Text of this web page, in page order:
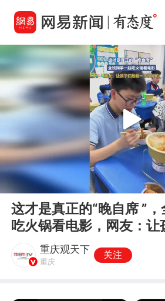
00:00
Play
这才是真正的“晚自席 ”
吃火锅看电影，网友：让
下挺好的
重庆观天下
重庆
关注